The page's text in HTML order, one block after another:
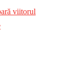
viitorul